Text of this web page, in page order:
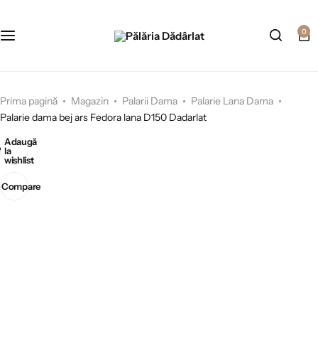
0
Prima pagină Magazin Palarii Dama
Palarie Lana Dama
Palarie dama bej ars Fedora lana D150 Dadarlat
Adaugă
la
wishlist
Compare